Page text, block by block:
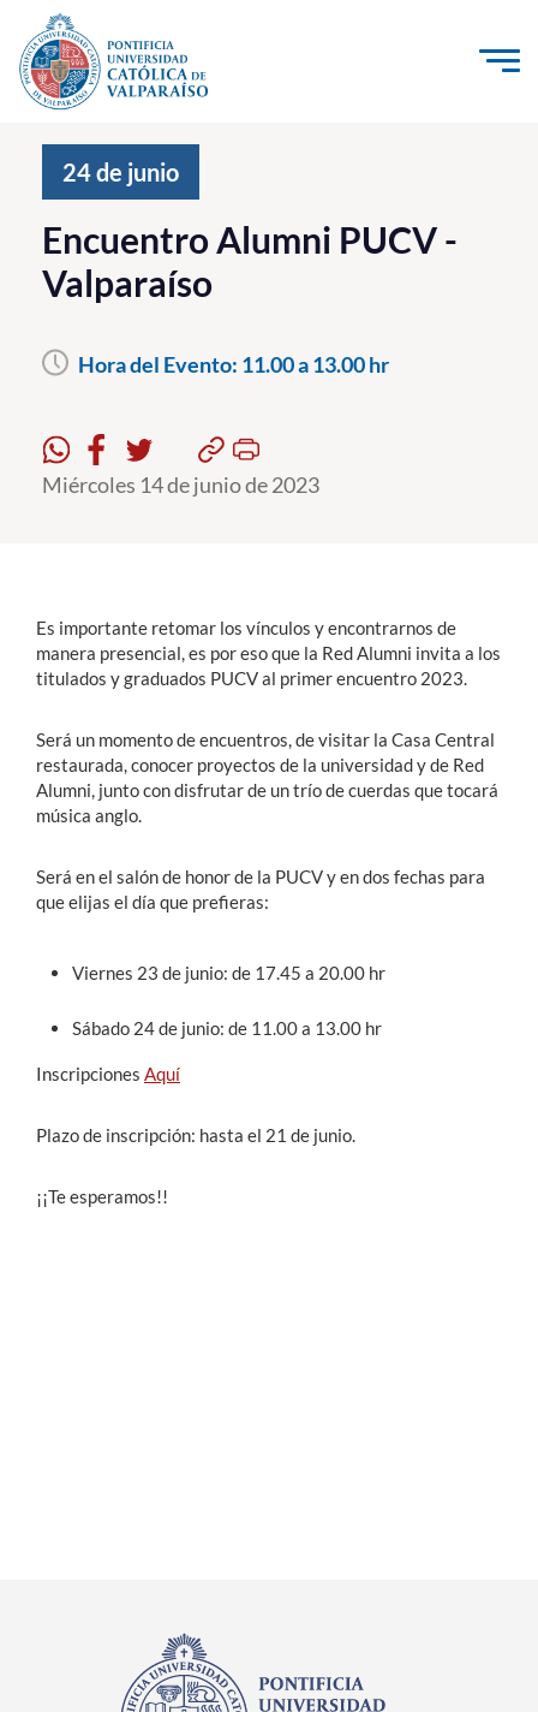
Click acá para ir directamente al contenido
La Universidad
Investigación, Creación e Innovación
PUCV Internacional
Vinculación con el Medio
Admisión
Pregrado
Postgrado
Académicos
Funcionarios
Alumni
24 de junio
Encuentro Alumni PUCV -
Valparaíso
Hora del Evento: 11.00 a 13.00 hr
Miércoles 14 de junio de 2023
Es importante retomar los vínculos y encontrarnos de
manera presencial, es por eso que la Red Alumni invita a los
titulados y graduados PUCV al primer encuentro 2023.
Será un momento de encuentros, de visitar la Casa Central
restaurada, conocer proyectos de la universidad y de Red
Alumni, junto con disfrutar de un trío de cuerdas que tocará
música anglo.
Será en el salón de honor de la PUCV y en dos fechas para
que elijas el día que prefieras:
Viernes 23 de junio: de 17.45 a 20.00 hr
Sábado 24 de junio: de 11.00 a 13.00 hr
Inscripciones Aquí
Plazo de inscripción: hasta el 21 de junio.
¡¡Te esperamos!!